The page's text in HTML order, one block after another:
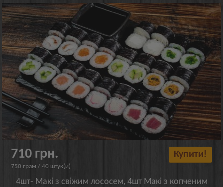
710 грн.
750 грам / 40 штук(и)
Купити!
4шт- Макі з свіжим лососем, 4шт Макі з копченим